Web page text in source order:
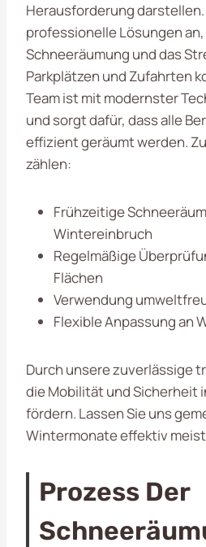
Herausforderung
professionelle Lösungen
Schneeräumung und das
Parkplätzen und Zufahrten
Team ist mit modernster
und sorgt dafür, dass alle
effizient geräumt werden.
zählen:
Frühzeitige
Wintereinbruch
Regelmäßige
Flächen
Verwendung
Flexible Anpassung an
Durch unsere zuverlässige
die Mobilität und Sicherheit
fördern. Lassen Sie uns
Wintermonate effektiv
Prozess Der